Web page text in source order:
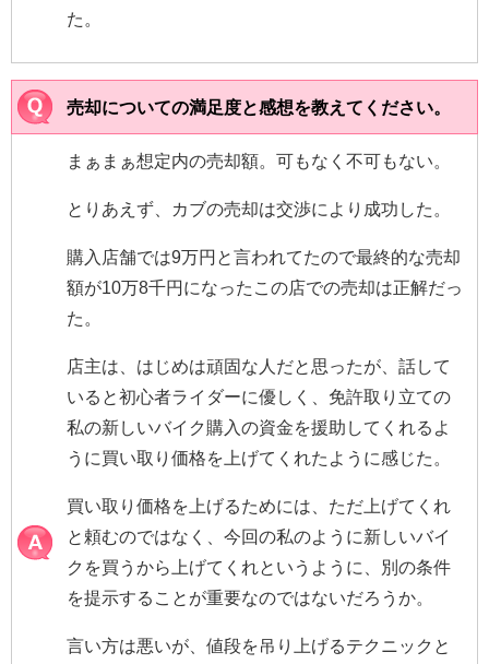
た。
売却についての満足度と感想を教えてください。
まぁまぁ想定内の売却額。可もなく不可もない。
とりあえず、カブの売却は交渉により成功した。
購入店舗では9万円と言われてたので最終的な売却
額が10万8千円になったこの店での売却は正解だっ
た。
店主は、はじめは頑固な人だと思ったが、話して
いると初心者ライダーに優しく、免許取り立ての
私の新しいバイク購入の資金を援助してくれるよ
うに買い取り価格を上げてくれたように感じた。
買い取り価格を上げるためには、ただ上げてくれ
と頼むのではなく、今回の私のように新しいバイ
クを買うから上げてくれというように、別の条件
を提示することが重要なのではないだろうか。
言い方は悪いが、値段を吊り上げるテクニックと